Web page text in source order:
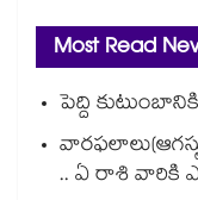
Most Read
పెద్ది
.. ఏ రాశి వారికి